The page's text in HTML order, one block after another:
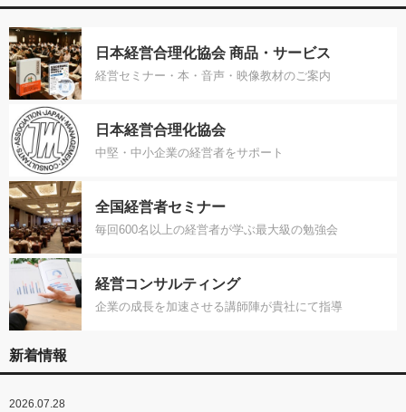
日本経営合理化協会 商品・サービス
経営セミナー・本・音声・映像教材のご案内
日本経営合理化協会
中堅・中小企業の経営者をサポート
全国経営者セミナー
毎回600名以上の経営者が学ぶ最大級の勉強会
経営コンサルティング
企業の成長を加速させる講師陣が貴社にて指導
新着情報
2026.07.28